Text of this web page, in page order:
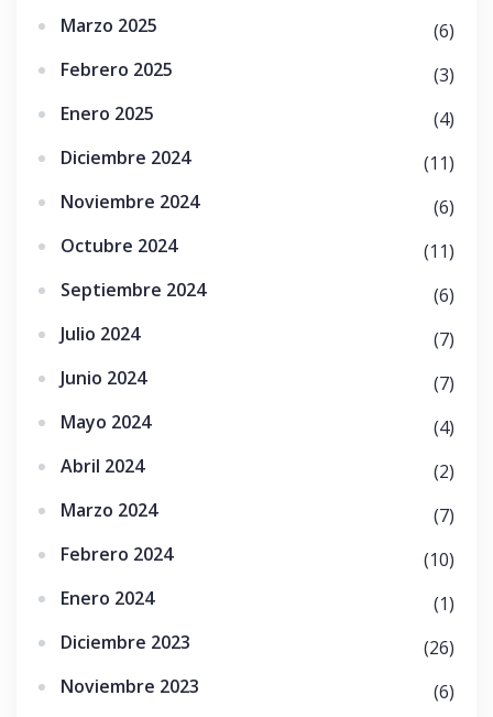
Marzo 2025
(6)
Febrero 2025
(3)
Enero 2025
(4)
Diciembre 2024
(11)
Noviembre 2024
(6)
Octubre 2024
(11)
Septiembre 2024
(6)
Julio 2024
(7)
Junio 2024
(7)
Mayo 2024
(4)
Abril 2024
(2)
Marzo 2024
(7)
Febrero 2024
(10)
Enero 2024
(1)
Diciembre 2023
(26)
Noviembre 2023
(6)